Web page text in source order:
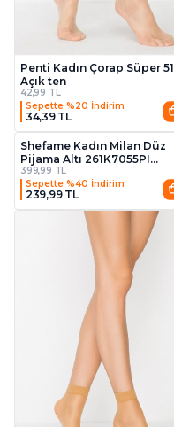
Penti Kadın Çorap Süper 51
Açık ten
42,99 TL
Sepette %20 İndirim
34,39 TL
Shefame Kadın Milan Düz
Pijama Altı 261K7055PI
Somon
399,99 TL
Sepette %40 İndirim
239,99 TL